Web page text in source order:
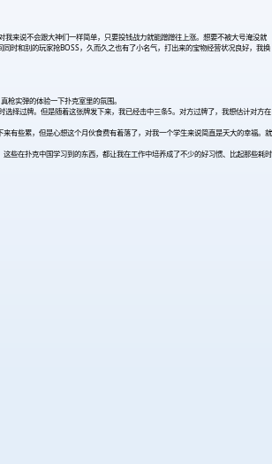
来说不会跟大神们一样简单，只要投钱战力就能蹭蹭往上涨。想要不被大号淹没就
时和别的玩家抢BOSS，久而久之也有了小名气，打出来的宝物经营状况良好，我换
枪实弹的体验一下扑克室里的氛围。
择过牌。但是随着这张牌发下来，我已经击中三条5。对方过牌了，我想估计对方在
有些累，但是心想这个月伙食费有着落了，对我一个学生来说简直是天大的幸福。就
些在扑克中国学习到的东西，都让我在工作中培养成了不少的好习惯、比起那些耗时